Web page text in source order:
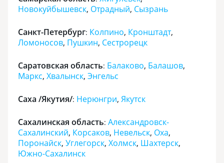
Новокуйбышевск, Отрадный, Сызрань
Санкт-Петербург: Колпино, Кронштадт,
Ломоносов, Пушкин, Сестрорецк
Саратовская область: Балаково, Балашов,
Маркс, Хвалынск, Энгельс
Саха /Якутия/: Нерюнгри, Якутск
Сахалинская область: Александровск-
Сахалинский, Корсаков, Невельск, Оха,
Поронайск, Углегорск, Холмск, Шахтерск,
Южно-Сахалинск